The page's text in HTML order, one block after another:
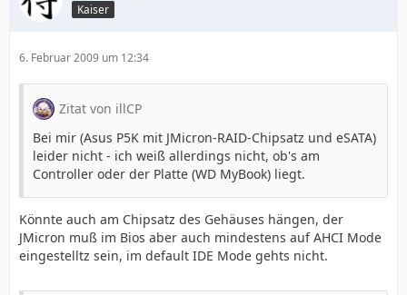
Kaiser
6. Februar 2009 um 12:34
Zitat von illCP
Bei mir (Asus P5K mit JMicron-RAID-Chipsatz und eSATA)
leider nicht - ich weiß allerdings nicht, ob's am
Controller oder der Platte (WD MyBook) liegt.
Könnte auch am Chipsatz des Gehäuses hängen, der
JMicron muß im Bios aber auch mindestens auf AHCI Mode
eingestelltz sein, im default IDE Mode gehts nicht.